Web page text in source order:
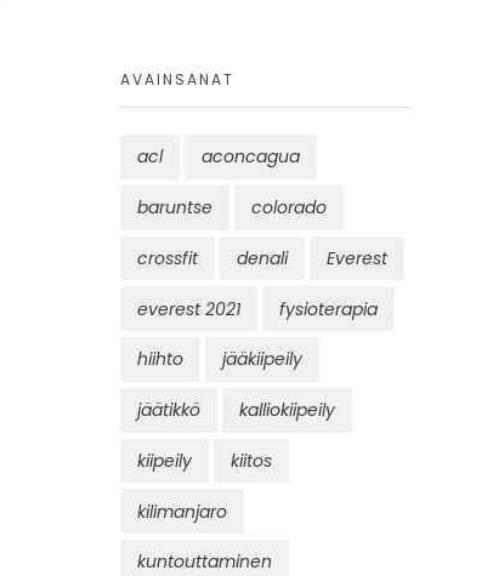
AVAINSANAT
acl aconcagua
baruntse colorado
crossfit denali Everest
everest 2021 fysioterapia
hiihto jääkiipeily
jäätikkö kalliokiipeily
kiipeily kiitos
kilimanjaro
kuntouttaminen